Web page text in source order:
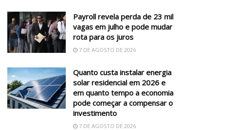
Payroll revela perda de 23 mil
vagas em julho e pode mudar
rota para os juros
7 DE AGOSTO DE 2026
Quanto custa instalar energia
solar residencial em 2026 e
em quanto tempo a economia
pode começar a compensar o
investimento
7 DE AGOSTO DE 2026